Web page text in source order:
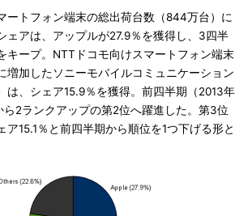
トフォン端末の総出荷台数（844万台）に
ェアは、アップルが27.9％を獲得し、3四半
キープ。NTTドコモ向けスマートフォン端末
増加したソニーモバイルコミュニケーション
は、シェア15.9％を獲得。前四半期（2013年
2ランクアップの第2位へ躍進した。第3位
ア15.1％と前四半期から順位を1つ下げる形と